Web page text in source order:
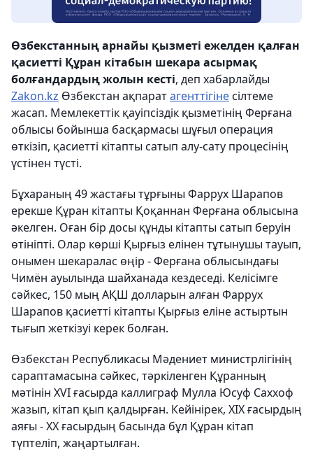
Өзбекстанның арнайы қызметі ежелден қалған
қасиетті Құран кітабын шекара асырмақ
болғандардың жолын кесті, деп хабарлайды
Zakon.kz Өзбекстан ақпаратагенттігінесілтеме
жасап. Мемлекеттік қауіпсіздік қызметінің Ферғана
облысы бойынша басқармасы шұғыл операция
өткізіп, қасиетті кітапты сатып алу-сату процесінің
үстінен түсті.
Бұхараның 49 жастағы тұрғыны Фаррух Шарапов
ерекше Құран кітапты Қоқаннан Ферғана облысына
әкелген. Оған бір досы құнды кітапты сатып беруін
өтініпті. Олар көрші Қырғыз елінен тұтынушы тауып,
онымен шекаралас өңір - Ферғана облысындағы
Чимён ауылында шайханада кездеседі. Келісімге
сәйкес, 150 мың АҚШ долларын алған Фаррух
Шарапов қасиетті кітапты Қырғыз еліне астыртын
тығып жеткізуі керек болған.
Өзбекстан Республикасы Мәдениет министрлігінің
сараптамасына сәйкес, тәркіленген Құранның
мәтінін XVI ғасырда каллиграф Мулла Юсуф Саххоф
жазып, кітап қып қалдырған. Кейінірек, XIX ғасырдың
аяғы - ХХ ғасырдың басында бұл Құран кітап
түптеліп, жаңартылған.